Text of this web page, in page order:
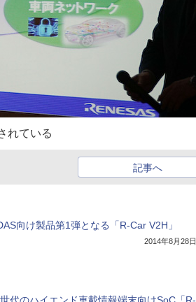
れている
記事へ
向け製品第1弾となる「R-Car V2H」
2014年8月28日